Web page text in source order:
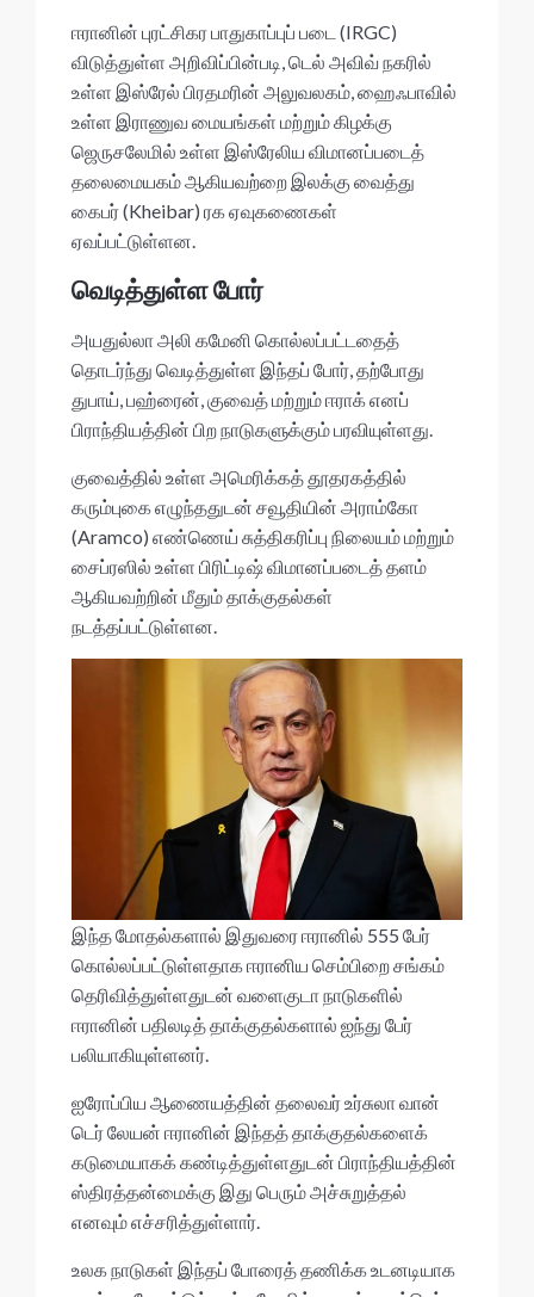
ஈரானின் புரட்சிகர பாதுகாப்புப் படை (IRGC)
விடுத்துள்ள அறிவிப்பின்படி, டெல் அவிவ் நகரில்
உள்ள இஸ்ரேல் பிரதமரின் அலுவலகம், ஹைஃபாவில்
உள்ள இராணுவ மையங்கள் மற்றும் கிழக்கு
ஜெருசலேமில் உள்ள இஸ்ரேலிய விமானப்படைத்
தலைமையகம் ஆகியவற்றை இலக்கு வைத்து
கைபர் (Kheibar) ரக ஏவுகணைகள்
ஏவப்பட்டுள்ளன.
வெடித்துள்ள போர்
அயதுல்லா அலி கமேனி கொல்லப்பட்டதைத்
தொடர்ந்து வெடித்துள்ள இந்தப் போர், தற்போது
துபாய், பஹ்ரைன், குவைத் மற்றும் ஈராக் எனப்
பிராந்தியத்தின் பிற நாடுகளுக்கும் பரவியுள்ளது.
குவைத்தில் உள்ள அமெரிக்கத் தூதரகத்தில்
கரும்புகை எழுந்ததுடன் சவூதியின் அராம்கோ
(Aramco) எண்ணெய் சுத்திகரிப்பு நிலையம் மற்றும்
சைப்ரஸில் உள்ள பிரிட்டிஷ் விமானப்படைத் தளம்
ஆகியவற்றின் மீதும் தாக்குதல்கள்
நடத்தப்பட்டுள்ளன.
இந்த மோதல்களால் இதுவரை ஈரானில் 555 பேர்
கொல்லப்பட்டுள்ளதாக ஈரானிய செம்பிறை சங்கம்
தெரிவித்துள்ளதுடன் வளைகுடா நாடுகளில்
ஈரானின் பதிலடித் தாக்குதல்களால் ஐந்து பேர்
பலியாகியுள்ளனர்.
ஐரோப்பிய ஆணையத்தின் தலைவர் உர்சுலா வான்
டெர் லேயன் ஈரானின் இந்தத் தாக்குதல்களைக்
கடுமையாகக் கண்டித்துள்ளதுடன் பிராந்தியத்தின்
ஸ்திரத்தன்மைக்கு இது பெரும் அச்சுறுத்தல்
எனவும் எச்சரித்துள்ளார்.
உலக நாடுகள் இந்தப் போரைத் தணிக்க உடனடியாக